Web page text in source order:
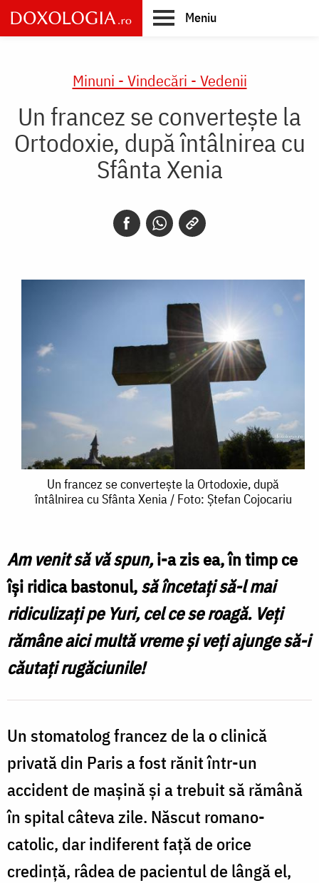
Skip
to
main
Meniu
Minuni - Vindecări - Vedenii
Un francez se convertește la
Ortodoxie, după întâlnirea cu
Sfânta Xenia
francez
convertește
la
Ortodoxie,
după
întâlnirea
cu
Sfânta
Xenia
/
Foto:
Ștefan
Cojocariu
Un francez se convertește la Ortodoxie, după
întâlnirea cu Sfânta Xenia / Foto: Ștefan Cojocariu
Am venit să vă spun,i-a zis ea, în timp ce
îşi ridica bastonul,să încetaţi să-l mai
ridiculizaţi pe Yuri, cel ce se roagă. Veţi
rămâne aici multă vreme și veți ajunge să-i
căutați rugăciunile!
Un stomatolog francez de la o clinică
privată din Paris a fost rănit într-un
accident de maşină şi a trebuit să rămână
în spital câteva zile. Născut romano-
catolic, dar indiferent față de orice
credință, râdea de pacientul de lângă el,